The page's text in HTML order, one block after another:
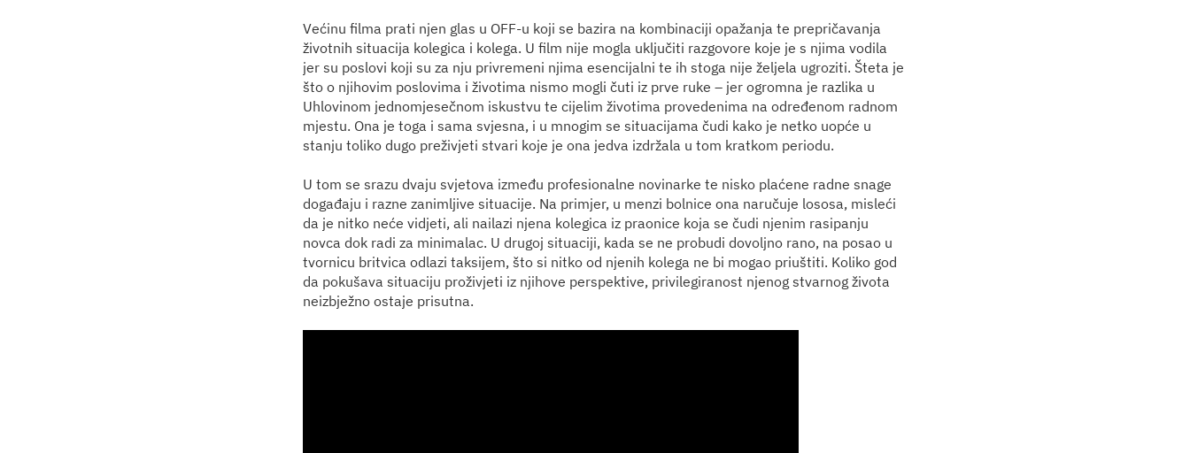
Većinu filma prati njen glas u OFF-u koji se bazira na kombinaciji opažanja te prepričavanja
životnih situacija kolegica i kolega. U film nije mogla uključiti razgovore koje je s njima vodila
jer su poslovi koji su za nju privremeni njima esencijalni te ih stoga nije željela ugroziti. Šteta je
što o njihovim poslovima i životima nismo mogli čuti iz prve ruke – jer ogromna je razlika u
Uhlovinom jednomjesečnom iskustvu te cijelim životima provedenima na određenom radnom
mjestu. Ona je toga i sama svjesna, i u mnogim se situacijama čudi kako je netko uopće u
stanju toliko dugo preživjeti stvari koje je ona jedva izdržala u tom kratkom periodu.
U tom se srazu dvaju svjetova između profesionalne novinarke te nisko plaćene radne snage
događaju i razne zanimljive situacije. Na primjer, u menzi bolnice ona naručuje lososa, misleći
da je nitko neće vidjeti, ali nailazi njena kolegica iz praonice koja se čudi njenim rasipanju
novca dok radi za minimalac. U drugoj situaciji, kada se ne probudi dovoljno rano, na posao u
tvornicu britvica odlazi taksijem, što si nitko od njenih kolega ne bi mogao priuštiti. Koliko god
da pokušava situaciju proživjeti iz njihove perspektive, privilegiranost njenog stvarnog života
neizbježno ostaje prisutna.